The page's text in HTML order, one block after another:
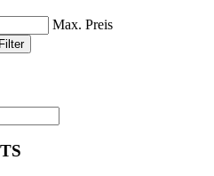
Max. Preis
Filter